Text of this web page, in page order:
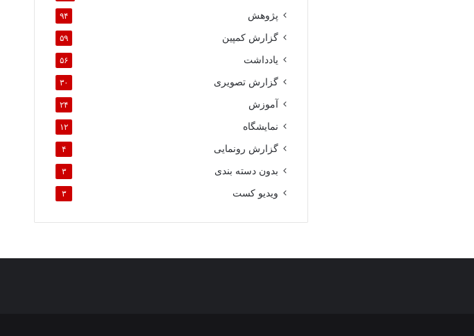
پژوهش ۹۴
گزارش کمپین ۵۹
یادداشت ۵۶
گزارش تصویری ۳۰
آموزش ۲۴
نمایشگاه ۱۲
گزارش رونمایی ۴
بدون دسته بندی ۳
ویدیو کست ۳